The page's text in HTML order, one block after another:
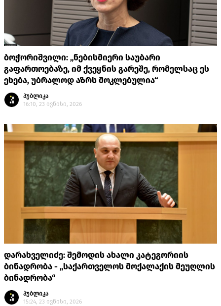
ბოჭორიშვილი: „ნებისმიერი საუბარი
გაფართოებაზე, იმ ქვეყნის გარეშე, რომელსაც ეს
ეხება, უბრალოდ აზრს მოკლებულია“
პუბლიკა
16:10, 23 ივნისი, 2026
დარახველიძე: შემოდის ახალი კატეგორიის
ბინადრობა - „საქართველოს მოქალაქის მეუღლის
ბინადრობა“
პუბლიკა
15:24, 23 ივნისი, 2026